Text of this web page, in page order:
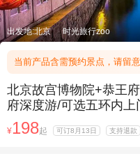
出发地:北京 时光旅行zoo
当前产品含需预约景点，请留
北京故宫博物院+恭王
府深度游/可选五环内上
¥198起 可订8月13日 支持退款